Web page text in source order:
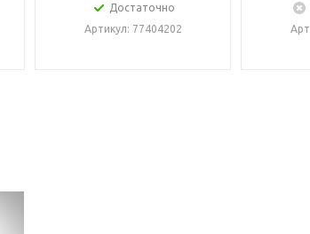
Достаточно
Артикул: 77404202